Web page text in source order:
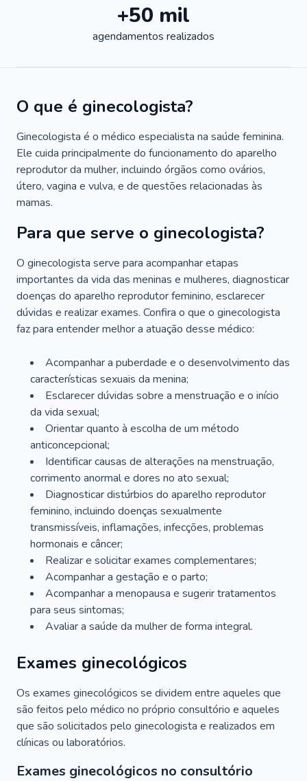
+50 mil
agendamentos realizados
O que é ginecologista?
Ginecologista é o médico especialista na saúde feminina.
Ele cuida principalmente do funcionamento do aparelho
reprodutor da mulher, incluindo órgãos como ovários,
útero, vagina e vulva, e de questões relacionadas às
mamas.
Para que serve o ginecologista?
O ginecologista serve para acompanhar etapas
importantes da vida das meninas e mulheres, diagnosticar
doenças do aparelho reprodutor feminino, esclarecer
dúvidas e realizar exames. Confira o que o ginecologista
faz para entender melhor a atuação desse médico:
Acompanhar a puberdade e o desenvolvimento das
características sexuais da menina;
Esclarecer dúvidas sobre a menstruação e o início
da vida sexual;
Orientar quanto à escolha de um método
anticoncepcional;
Identificar causas de alterações na menstruação,
corrimento anormal e dores no ato sexual;
Diagnosticar distúrbios do aparelho reprodutor
feminino, incluindo doenças sexualmente
transmissíveis, inflamações, infecções, problemas
hormonais e câncer;
Realizar e solicitar exames complementares;
Acompanhar a gestação e o parto;
Acompanhar a menopausa e sugerir tratamentos
para seus sintomas;
Avaliar a saúde da mulher de forma integral.
Exames ginecológicos
Os exames ginecológicos se dividem entre aqueles que
são feitos pelo médico no próprio consultório e aqueles
que são solicitados pelo ginecologista e realizados em
clínicas ou laboratórios.
Exames ginecológicos no consultório